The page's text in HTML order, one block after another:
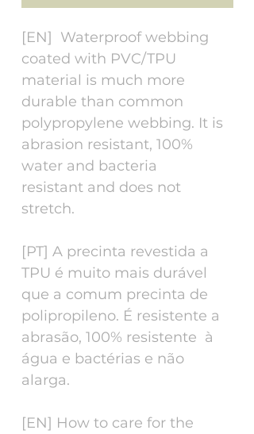
[EN] Waterproof webbing
coated with PVC/TPU
material is much more
durable than common
polypropylene webbing. It is
abrasion resistant, 100%
water and bacteria
resistant and does not
stretch.
[PT] A precinta revestida a
TPU é muito mais durável
que a comum precinta de
polipropileno. É resistente a
abrasão, 100% resistente à
água e bactérias e não
alarga.
[EN] How to care for the